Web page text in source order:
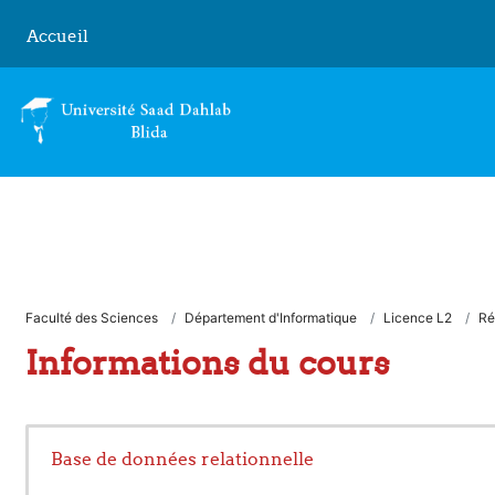
Accueil
Faculté des Sciences Département d'Informatique Licence L2
Informations du cours
Base de données relationnelle